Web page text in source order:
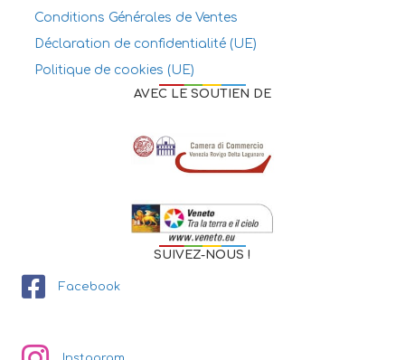
Conditions Générales de Ventes
Déclaration de confidentialité (UE)
Politique de cookies (UE)
AVEC LE SOUTIEN DE
SUIVEZ-NOUS !
Facebook